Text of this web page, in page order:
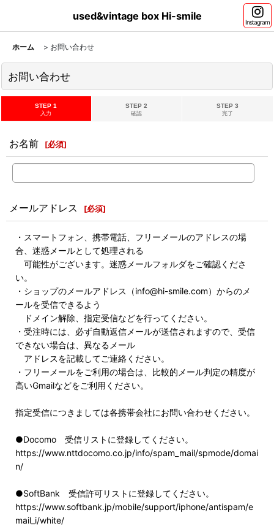
used&vintage box Hi-smile
Instagram
ホーム > お問い合わせ
お問い合わせ
STEP 1
入力
STEP 2
確認
STEP 3
完了
お名前 [必須]
メールアドレス [必須]
・スマートフォン、携帯電話、フリーメールのアドレスの場
合、迷惑メールとして処理される
可能性がございます。迷惑メールフォルダをご確認くださ
い。
・ショップのメールアドレス（info@hi-smile.com）からのメ
ールを受信できるよう
ドメイン解除、指定受信などを行ってください。
・受注時には、必ず自動返信メールが送信されますので、受信
できない場合は、異なるメール
アドレスを記載してご連絡ください。
・フリーメールをご利用の場合は、比較的メール判定の精度が
高いGmailなどをご利用ください。
指定受信につきましては各携帯会社にお問い合わせください。
●Docomo 受信リストに登録してください。
https://www.nttdocomo.co.jp/info/spam_mail/spmode/domai
n/
●SoftBank 受信許可リストに登録してください。
https://www.softbank.jp/mobile/support/iphone/antispam/e
mail_i/white/